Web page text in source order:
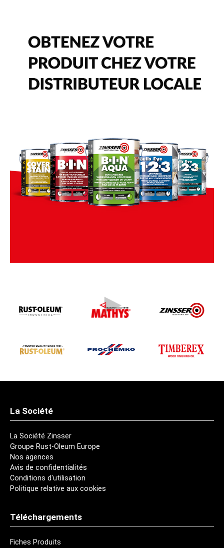
La Société
La Société Zinsser
Groupe Rust-Oleum Europe
Nos agences
Avis de confidentialités
Conditions d'utilisation
Politique relative aux cookies
Téléchargements
Fiches Produits